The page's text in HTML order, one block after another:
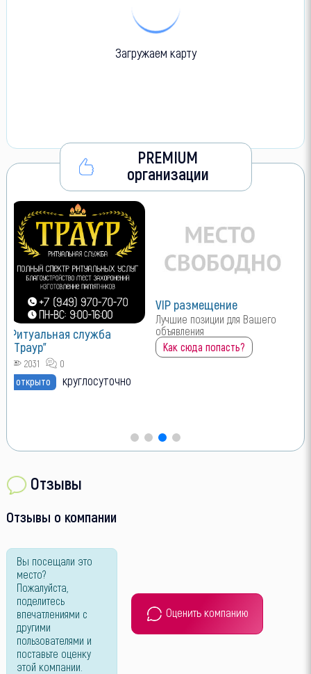
Загружаем карту
PREMIUM
организации
Ритуальная служба
"Траур"
2031
0
открыто
круглосуточно
VIP размещение
Лучшие позиции для Вашего
объявления
Как сюда попасть?
Отзывы
Отзывы о компании
Вы посещали это
место?
Пожалуйста,
поделитесь
впечатлениями с
другими
пользователями и
поставьте оценку
этой компании.
Оценить компанию